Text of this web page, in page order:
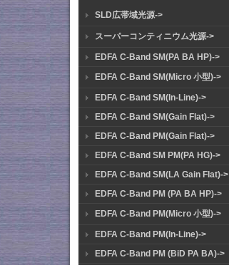
SLD広帯域光源->
スーパーコンティニウム光源->
EDFA C-Band SM(PA BA HP)->
EDFA C-Band SM(Micro 小型)->
EDFA C-Band SM(In-Line)->
EDFA C-Band SM(Gain Flat)->
EDFA C-Band PM(Gain Flat)->
EDFA C-Band SM PM(PA HG)->
EDFA C-Band SM(LA Gain Flat)->
EDFA C-Band PM (PA BA HP)->
EDFA C-Band PM(Micro 小型)->
EDFA C-Band PM(In-Line)->
EDFA C-Band PM (BiD PA BA)->